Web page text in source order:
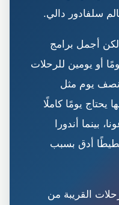
سلفادور دالي.
لكن أجمل برامج
أو يومين للرحلات
نصف يوم مثل
يومًا كاملًا
بينما أندورا
أدق بسبب
القريبة من